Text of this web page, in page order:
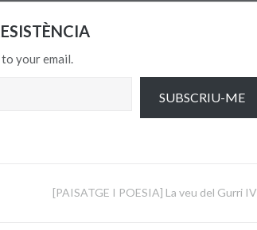
your email.
SUBSCRIU-ME
[PAISATGE I POESIA] La veu del Gurri IV